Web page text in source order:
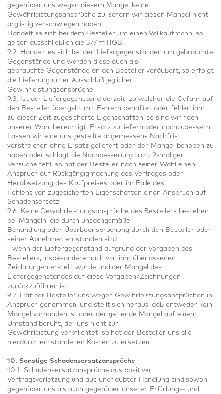
gegenüber uns wegen diesem Mangel keine
Gewährleistungsansprüche zu, sofern wir diesen Mangel nicht
arglistig verschwiegen haben.
Handelt es sich bei dem Besteller um einen Vollkaufmann, so
gelten ausschließlich die 377 ff HGB.
9.2. Handelt es sich bei den Liefergegenständen um gebrauchte
Gegenstände und werden diese auch als
gebrauchte Gegenstände an den Besteller veräußert, so erfolgt
die Lieferung unter Ausschluß jeglicher
Gew.hrleistungsansprüche.
9.3. Ist der Liefergegenstand derzeit, zu welcher die Gefahr auf
den Besteller übergeht mit Fehlern behaftet oder fehlen ihm
zu dieser Zeit zugesicherte Eigenschaften, so sind wir nach
unserer Wahl berechtigt, Ersatz zu liefern oder nachzubessern.
Lassen wir eine uns gestellte angemessene Nachfrist
verstreichen ohne Ersatz geliefert oder den Mangel behoben zu
haben oder schlägt die Nachbesserung trotz 2-maliger
Versuche fehl, so hat der Besteller nach seiner Wahl einen
Anspruch auf Rückgängigmachung des Vertrages oder
Herabsetzung des Kaufpreises oder im Falle des
Fehlens von zugesicherten Eigenschaften einen Anspruch auf
Schadensersatz.
9.6. Keine Gewährleistungsansprüche des Bestellers bestehen
bei Mängeln, die durch unsachgemäße
Behandlung oder Überbeanspruchung durch den Besteller oder
seiner Abnehmer entstanden sind:
- wenn der Liefergegenstand aufgrund der Vorgaben des
Bestellers, insbesondere nach von ihm überlassenen
Zeichnungen erstellt wurde und der Mangel des
Liefergegenstandes auf diese Vorgaben/Zeichnungen
zurückzuführen ist.
9.7. Hat der Besteller uns wegen Gew.hrleistungsansprüchen in
Anspruch genommen, und stellt sich heraus, daß entweder kein
Mangel vorhanden ist oder der geltende Mangel auf einem
Umstand beruht, der uns nicht zur
Gewährleistung verpflichtet, so hat der Besteller uns alle
hierdurch entstandenen Kosten zu ersetzen.
10. Sonstige Schadensersatzansprüche
10.1. Schadensersatzansprüche aus positiver
Vertragsverletzung und aus unerlaubter Handlung sind sowohl
gegenüber uns als auch gegenüber unseren Erfüllungs- und